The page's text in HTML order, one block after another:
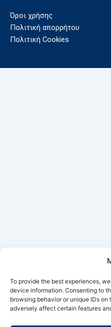
To provide the best experiences,
device information. Consenting to
browsing behavior or unique IDs
adversely affect certain features
Όροι χρήσης
Πολιτική απορρήτου
Πολιτική Cookies